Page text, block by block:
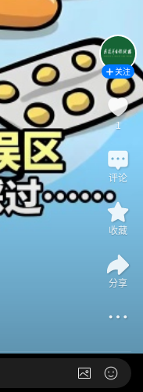
关注
1
评论
收藏
分享